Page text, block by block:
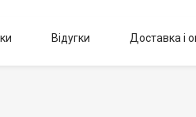
Відугки Доставка і